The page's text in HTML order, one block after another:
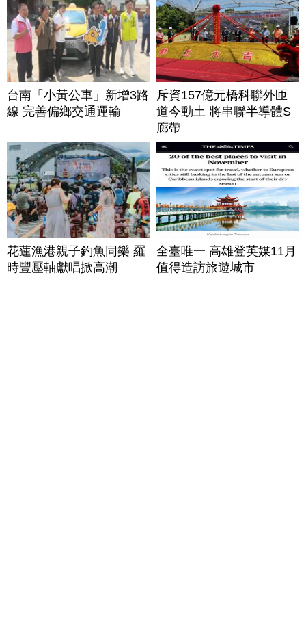
台南「小黃公車」新增3路
線 完善偏鄉交通運輸
斥資157億元橋科聯外匝
道今動土 將串聯半導體S
廊帶
花蓮漁港親子釣魚同樂 羅
時豐壓軸獻唱掀高潮
全臺唯一 高雄登英媒11月
值得造訪旅遊城市